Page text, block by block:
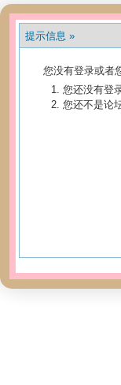
提示信息 »
您没有登录或者
您还没有登
您还不是论